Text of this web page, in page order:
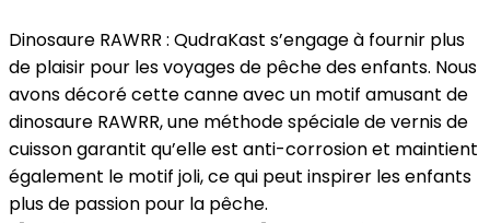
Dinosaure RAWRR : QudraKast s’engage à fournir plus
de plaisir pour les voyages de pêche des enfants. Nous
avons décoré cette canne avec un motif amusant de
dinosaure RAWRR, une méthode spéciale de vernis de
cuisson garantit qu’elle est anti-corrosion et maintient
également le motif joli, ce qui peut inspirer les enfants
plus de passion pour la pêche.